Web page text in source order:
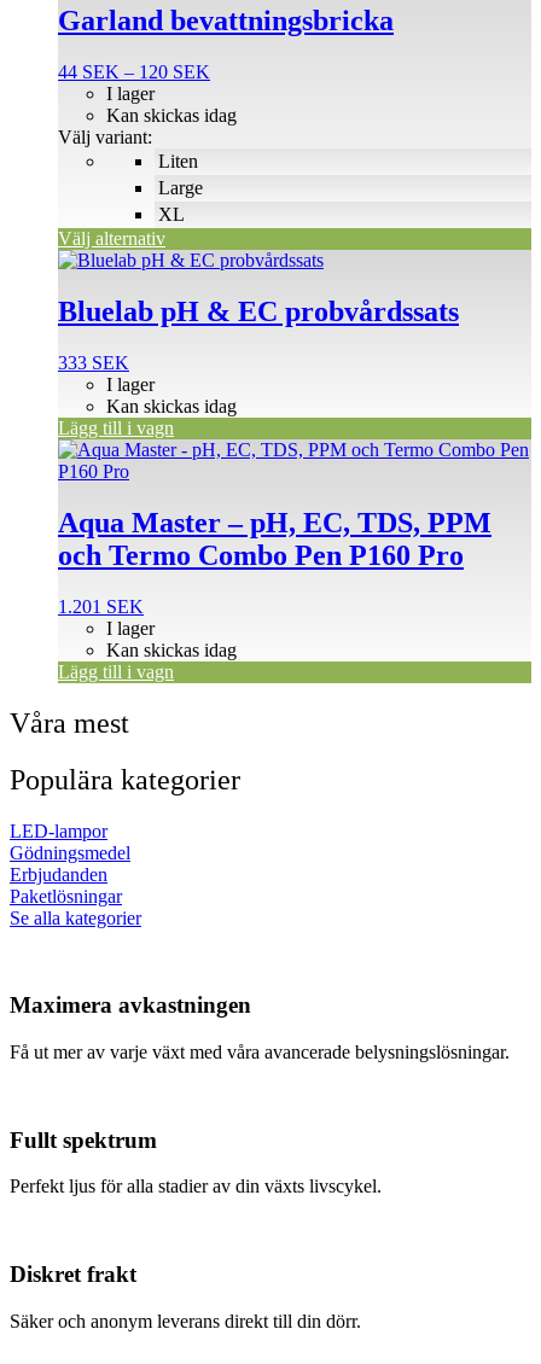
Garland bevattningsbricka
44 SEK – 120 SEK
till
Liten
Large
XL
I lager
Kan skickas idag
Välj variant:
Välj alternativ
produkten
har
varianter.
olika
alternativen
produktsidan
Bluelab pH & EC probvårdssats
333 SEK
I lager
Kan skickas idag
Lägg till i vagn
Aqua Master – pH, EC, TDS, PPM
och Termo Combo Pen P160 Pro
1.201 SEK
I lager
Kan skickas idag
Lägg till i vagn
Våra mest
Populära kategorier
LED-lampor
Gödningsmedel
Erbjudanden
Paketlösningar
Se alla kategorier
Maximera avkastningen
Få ut mer av varje växt med våra avancerade belysningslösningar.
Fullt spektrum
Perfekt ljus för alla stadier av din växts livscykel.
Diskret frakt
Säker och anonym leverans direkt till din dörr.